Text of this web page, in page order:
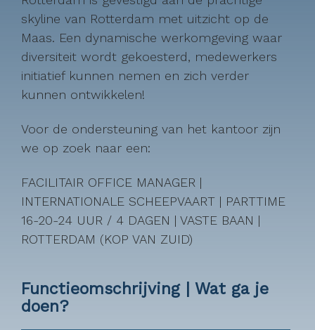
skyline van Rotterdam met uitzicht op de
Maas. Een dynamische werkomgeving waar
diversiteit wordt gekoesterd, medewerkers
initiatief kunnen nemen en zich verder
kunnen ontwikkelen!
Voor de ondersteuning van het kantoor zijn
we op zoek naar een:
FACILITAIR OFFICE MANAGER |
INTERNATIONALE SCHEEPVAART | PARTTIME
16-20-24 UUR / 4 DAGEN | VASTE BAAN |
ROTTERDAM (KOP VAN ZUID)
Functieomschrijving | Wat ga je
doen?